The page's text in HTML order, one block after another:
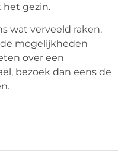
gezin.
wat verveeld raken.
mogelijkheden
over een
bezoek dan eens de